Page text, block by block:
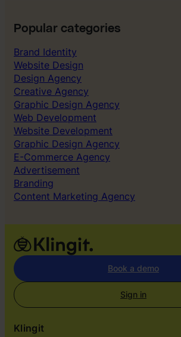
Popular categories
Brand Identity
Website Design
Design Agency
Creative Agency
Graphic Design Agency
Web Development
Website Development
Graphic Design Agency
E-Commerce Agency
Advertisement
Branding
Content Marketing Agency
Book a demo
Sign in
Klingit